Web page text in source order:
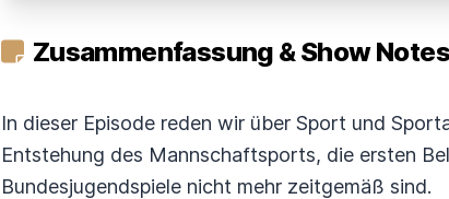
Zusammenfassung & Show Notes
In dieser Episode reden wir über Sport und
Entstehung des Mannschaftsports, die ersten
Bundesjugendspiele nicht mehr zeitgemäß sind.